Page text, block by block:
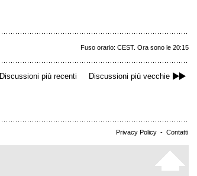
Fuso orario: CEST. Ora sono le 20:15
Discussioni più recenti Discussioni più vecchie
Privacy Policy - Contatti